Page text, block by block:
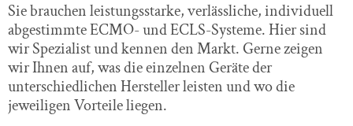
Sie brauchen leistungsstarke, verlässliche, individuell
abgestimmte ECMO- und ECLS-Systeme. Hier sind
wir Spezialist und kennen den Markt. Gerne zeigen
wir Ihnen auf, was die einzelnen Geräte der
unterschiedlichen Hersteller leisten und wo die
jeweiligen Vorteile liegen.